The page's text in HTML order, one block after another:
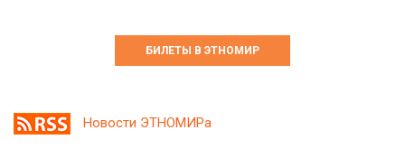
БИЛЕТЫ В ЭТНОМИР
Новости ЭТНОМИРа